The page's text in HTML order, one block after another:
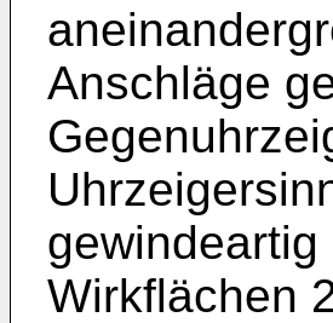
Anschläge
Wirkflächen